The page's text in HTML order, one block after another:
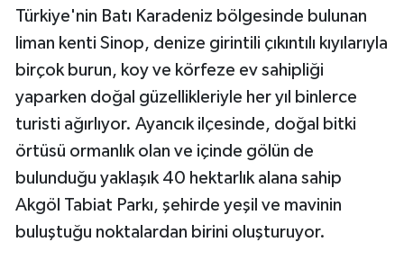
Türkiye'nin Batı Karadeniz bölgesinde bulunan
liman kenti Sinop, denize girintili çıkıntılı kıyılarıyla
birçok burun, koy ve körfeze ev sahipliği
yaparken doğal güzellikleriyle her yıl binlerce
turisti ağırlıyor. Ayancık ilçesinde, doğal bitki
örtüsü ormanlık olan ve içinde gölün de
bulunduğu yaklaşık 40 hektarlık alana sahip
Akgöl Tabiat Parkı, şehirde yeşil ve mavinin
buluştuğu noktalardan birini oluşturuyor.